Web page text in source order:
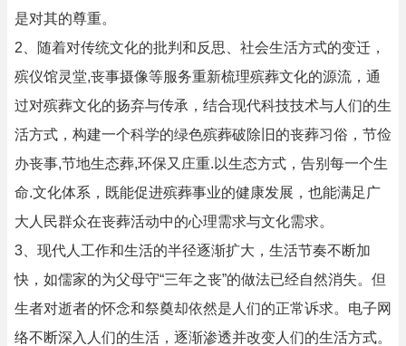
是对其的尊重。
2、随着对传统文化的批判和反思、社会生活方式的变迁，
殡仪馆灵堂,丧事摄像等服务重新梳理殡葬文化的源流，通
过对殡葬文化的扬弃与传承，结合现代科技技术与人们的生
活方式，构建一个科学的绿色殡葬破除旧的丧葬习俗，节俭
办丧事,节地生态葬,环保又庄重.以生态方式，告别每一个生
命.文化体系，既能促进殡葬事业的健康发展，也能满足广
大人民群众在丧葬活动中的心理需求与文化需求。
3、现代人工作和生活的半径逐渐扩大，生活节奏不断加
快，如儒家的为父母守“三年之丧”的做法已经自然消失。但
生者对逝者的怀念和祭奠却依然是人们的正常诉求。电子网
络不断深入人们的生活，逐渐渗透并改变人们的生活方式。